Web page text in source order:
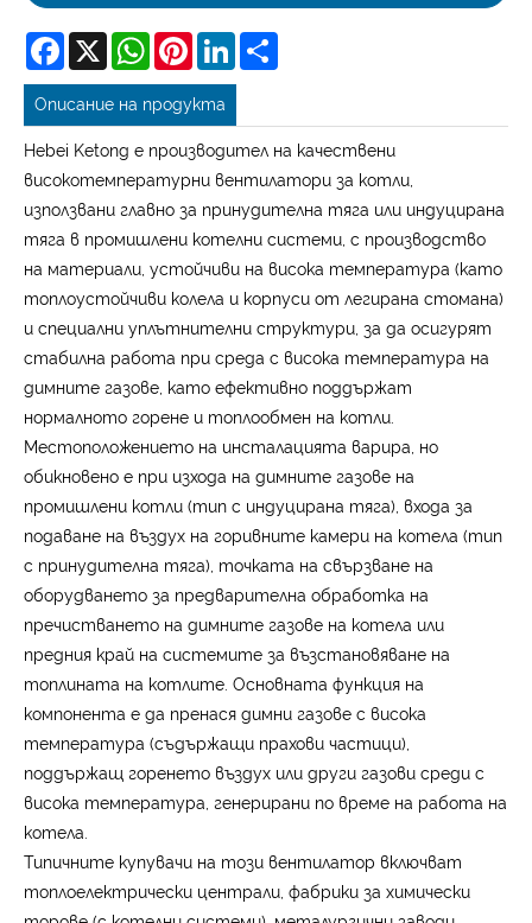
Facebook
X WhatsAppPinterestLinkedIn
Описание на продукта
Hebei Ketong е производител на качествени
високотемпературни вентилатори за котли,
използвани главно за принудителна тяга или индуцирана
тяга в промишлени котелни системи, с производство
на материали, устойчиви на висока температура (като
топлоустойчиви колела и корпуси от легирана стомана)
и специални уплътнителни структури, за да осигурят
стабилна работа при среда с висока температура на
димните газове, като ефективно поддържат
нормалното горене и топлообмен на котли.
Местоположението на инсталацията варира, но
обикновено е при изхода на димните газове на
промишлени котли (тип с индуцирана тяга), входа за
подаване на въздух на горивните камери на котела (тип
с принудителна тяга), точката на свързване на
оборудването за предварителна обработка на
пречистването на димните газове на котела или
предния край на системите за възстановяване на
топлината на котлите. Основната функция на
компонента е да пренася димни газове с висока
температура (съдържащи прахови частици),
поддържащ горенето въздух или други газови среди с
висока температура, генерирани по време на работа на
котела.
Типичните купувачи на този вентилатор включват
топлоелектрически централи, фабрики за химически